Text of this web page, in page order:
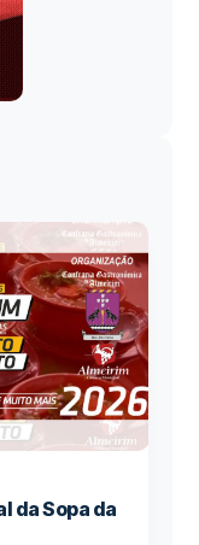
da Sopa da